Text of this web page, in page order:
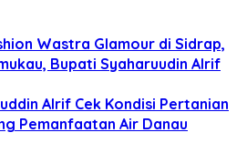
Wastra Glamour di Sidrap,
Bupati Syaharuudin Alrif
Alrif Cek Kondisi Pertanian
Pemanfaatan Air Danau